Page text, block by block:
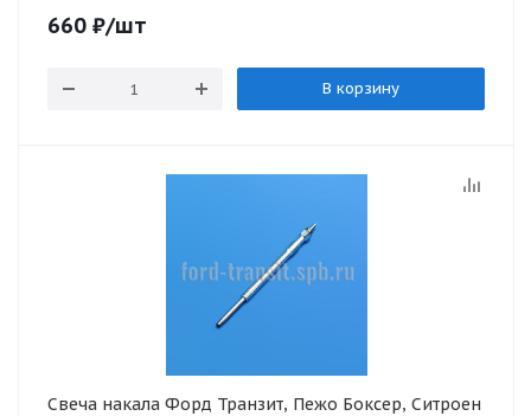
660 ₽/шт
В корзину
Свеча накала Форд Транзит, Пежо Боксер, Ситроен